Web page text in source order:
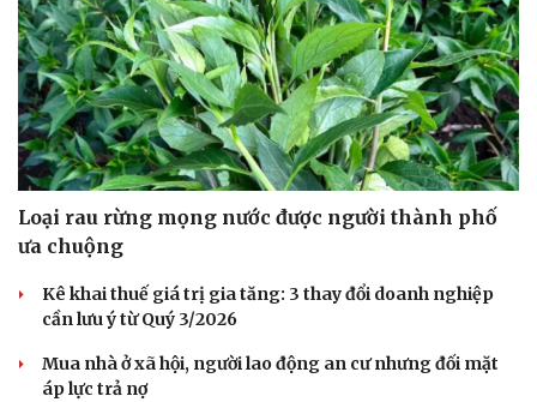
Văn hóa
Sân khấu - Điện ảnh
Âm nhạc
Di sản
Giải trí
Thời trang
Sao Việt
Loại rau rừng mọng nước được người thành phố
ưa chuộng
Kê khai thuế giá trị gia tăng: 3 thay đổi doanh nghiệp
cần lưu ý từ Quý 3/2026
Mua nhà ở xã hội, người lao động an cư nhưng đối mặt
áp lực trả nợ